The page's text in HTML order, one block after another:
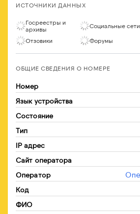
ИСТОЧНИКИ ДАННЫХ
Госреестры и
архивы
Социальные сети
Отзовики Форумы
ОБЩИЕ СВЕДЕНИЯ О НОМЕРЕ
Номер
Язык устройства
Состояние
Тип
IP адрес
Сайт оператора
Оператор
Код
ФИО